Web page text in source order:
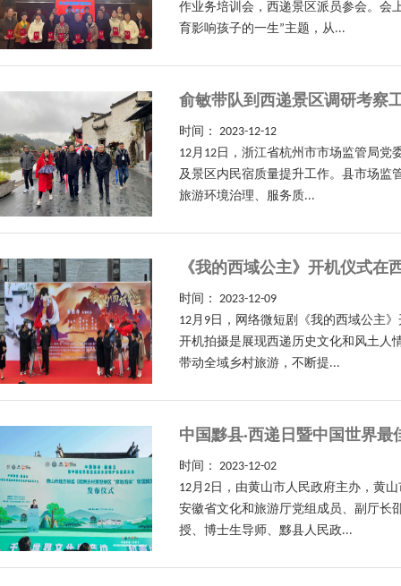
作业务培训会，西递景区派员参会。会
育影响孩子的一生”主题，从...
俞敏带队到西递景区调研考察
时间： 2023-12-12
12月12日，浙江省杭州市市场监管局
及景区内民宿质量提升工作。县市场监
旅游环境治理、服务质...
《我的西域公主》开机仪式在
时间： 2023-12-09
12月9日，网络微短剧《我的西域公主
开机拍摄是展现西递历史文化和风土人
带动全域乡村旅游，不断提...
中国黟县·西递日暨中国世界
时间： 2023-12-02
12月2日，由黄山市人民政府主办，黄
安徽省文化和旅游厅党组成员、副厅长
授、博士生导师、黟县人民政...